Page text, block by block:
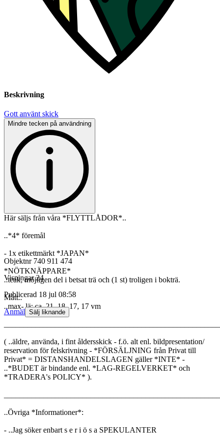
Beskrivning
Gott använt skick
Mindre tecken på användning
Här säljs från våra *FLYTTLÅDOR*..
..*4* föremål
- 1x etikettmärkt *JAPAN*
*NÖTKNÄPPARE*
..teak, möjligen del i betsat trä och (1 st) troligen i bokträ.
Mått..
..max- lä: ca. 21, 18, 17, 17 vm
( ..äldre, använda, i fint åldersskick - f.ö. alt enl. bildpresentation/
reservation för felskrivning - *FÖRSÄLJNING från Privat till
Privat* = DISTANSHANDELSLAGEN gäller *INTE* -
..*BUDET är bindande enl. *LAG-REGELVERKET* och
*TRADERA's POLICY* ).
..Övriga *Informationer*:
- ..Jag söker enbart s e r i ö s a SPEKULANTER
Objektnr 740 911 474
Visningar 24
Publicerad 18 jul 08:58
Anmäl Sälj liknande